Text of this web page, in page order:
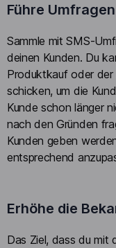
Führe
Sammle mit SMS-
deinen Kunden. Du
Produktkauf oder der
schicken, um die
Kunde schon länger
nach den Gründen
Kunden geben
entsprechend
Erhöhe die
Das Ziel, dass du mit